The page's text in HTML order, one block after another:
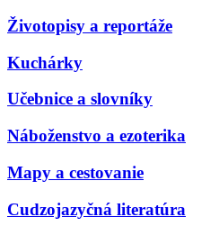
Životopisy a reportáže
Kuchárky
Učebnice a slovníky
Náboženstvo a ezoterika
Mapy a cestovanie
Cudzojazyčná literatúra